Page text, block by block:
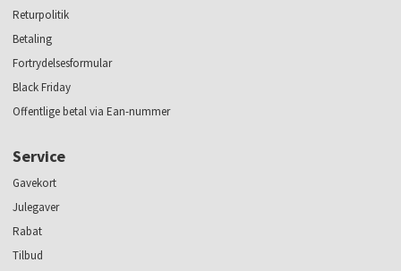
Returpolitik
Betaling
Fortrydelsesformular
Black Friday
Offentlige betal via Ean-nummer
Service
Gavekort
Julegaver
Rabat
Tilbud